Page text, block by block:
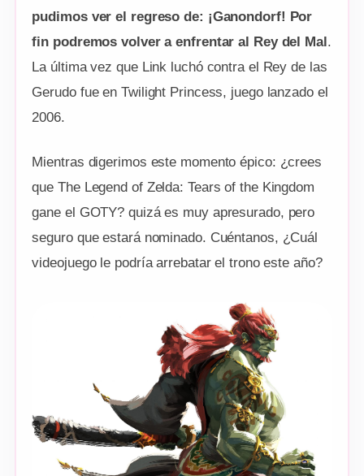
pudimos ver el regreso de: ¡Ganondorf! Por
fin podremos volver a enfrentar al Rey del Mal.
La última vez que Link luchó contra el Rey de las
Gerudo fue en Twilight Princess, juego lanzado el
2006.
Mientras digerimos este momento épico: ¿crees
que The Legend of Zelda: Tears of the Kingdom
gane el GOTY? quizá es muy apresurado, pero
seguro que estará nominado. Cuéntanos, ¿Cuál
videojuego le podría arrebatar el trono este año?